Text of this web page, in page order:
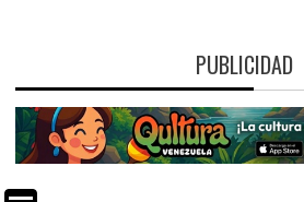
PUBLICIDAD